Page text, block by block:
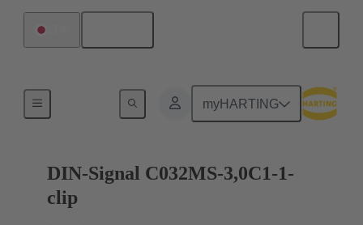
myHARTING
マザーボード ツー ドーターカード接続
DIN-Signal C032MS-3,0C1-1-
clip